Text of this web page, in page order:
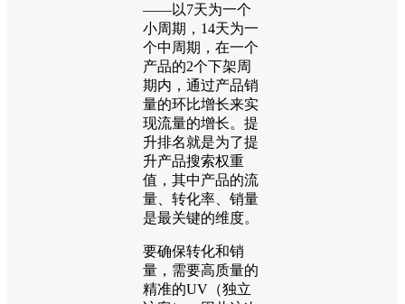
——以7天为一个
小周期，14天为一
个中周期，在一个
产品的2个下架周
期内，通过产品销
量的环比增长来实
现流量的增长。提
升排名就是为了提
升产品搜索权重
值，其中产品的流
量、转化率、销量
是最关键的维度。
要确保转化和销
量，需要高质量的
精准的UV（独立